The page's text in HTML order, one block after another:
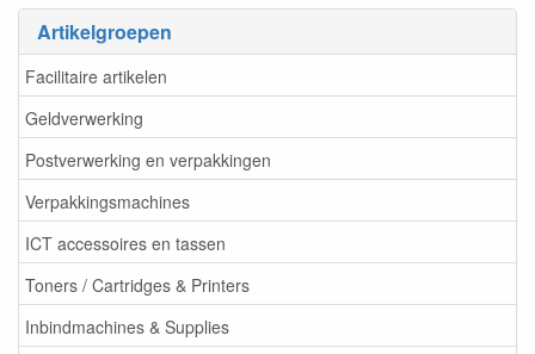
Artikelgroepen
Facilitaire artikelen
Geldverwerking
Postverwerking en verpakkingen
Verpakkingsmachines
ICT accessoires en tassen
Toners / Cartridges & Printers
Inbindmachines & Supplies